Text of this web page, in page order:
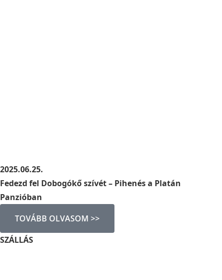
2025.06.25.
Fedezd fel Dobogókő szívét – Pihenés a Platán
Panzióban
TOVÁBB OLVASOM >>
SZÁLLÁS